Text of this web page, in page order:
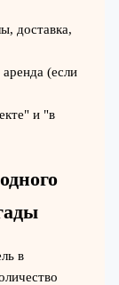
доставка,
(если
и "в
в